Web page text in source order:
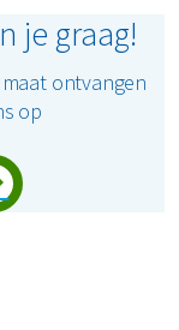
steentje bij
je graag!
ontvangen
op